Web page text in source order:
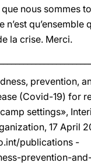
nous sommes
n’est qu’ensemble
la crise. Merci.
prevention,
(Covid-19) for
settings»,
17 April
publications -
prevention-